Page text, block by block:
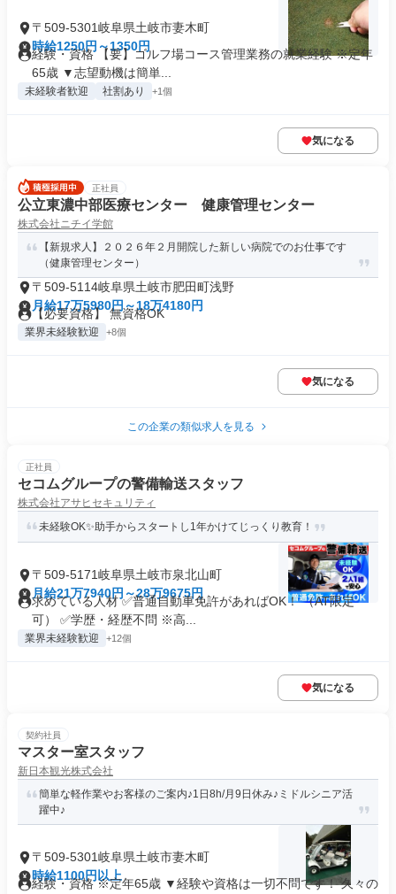
〒509-5301岐阜県土岐市妻木町
時給1250円～1350円
経験・資格 【要】ゴルフ場コース管理業務の就業経験 ※定年
65歳 ▼志望動機は簡単...
未経験者歓迎 社割あり +1個
気になる
正社員
公立東濃中部医療センター 健康管理センター
株式会社ニチイ学館
【新規求人】２０２６年２月開院した新しい病院でのお仕事です
（健康管理センター）
〒509-5114岐阜県土岐市肥田町浅野
月給17万5980円～18万4180円
【必要資格】 無資格OK
業界未経験歓迎 +8個
気になる
この企業の類似求人を見る
正社員
セコムグループの警備輸送スタッフ
株式会社アサヒセキュリティ
未経験OK✨助手からスタートし1年かけてじっくり教育！
〒509-5171岐阜県土岐市泉北山町
月給21万7940円～28万9675円
求めている人材 ✅普通自動車免許があればOK！ （AT限定
可） ✅学歴・経歴不問 ※高...
業界未経験歓迎 +12個
気になる
契約社員
マスター室スタッフ
新日本観光株式会社
簡単な軽作業やお客様のご案内♪1日8h/月9日休み♪ミドルシニア活
躍中♪
〒509-5301岐阜県土岐市妻木町
時給1100円以上
経験・資格 ※定年65歳 ▼経験や資格は一切不問です！ 久々の